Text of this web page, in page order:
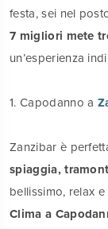
festa, sei nel
7 migliori mete
un’esperienza
1. Capodanno a
Zanzibar è
spiaggia,
bellissimo, relax
Clima a